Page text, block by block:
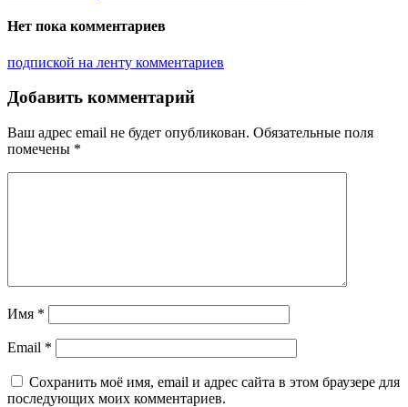
Нет пока комментариев
подпиской на ленту комментариев
Добавить комментарий
Ваш адрес email не будет опубликован. Обязательные поля
помечены *
Имя *
Email *
Сохранить моё имя, email и адрес сайта в этом браузере для
последующих моих комментариев.